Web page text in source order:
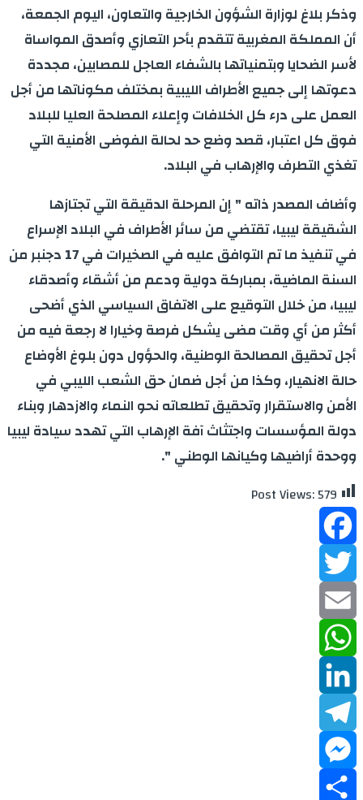
وذكر بلاغ لوزارة الشؤون الخارجية والتعاون، اليوم الجمعة،
أن المملكة المغربية تتقدم بأحر التعازي وأصدق المواساة
لأسر الضحايا وبتمنياتها بالشفاء العاجل للمصابين، مجددة
دعوتها إلى جميع الأطراف الليبية بمختلف مكوناتها من أجل
العمل على درء كل الخلافات وإعلاء المصلحة العليا للبلاد
فوق كل اعتبار، قصد وضع حد لحالة الفوضى الأمنية التي
تغذي التطرف والإرهاب في البلاد.
وأضاف المصدر ذاته " إن المرحلة الدقيقة التي تجتازها
الشقيقة ليبيا، تقتضي من سائر الأطراف في البلاد الإسراع
في تنفيذ ما تم التوافق عليه في الصخيرات في 17 دجنبر من
السنة الماضية، بمباركة دولية ودعم من أشقاء وأصدقاء
ليبيا، من خلال التوقيع على الاتفاق السياسي الذي أضحى
أكثر من أي وقت مضى يشكل فرصة وخيارا لا رجعة فيه من
أجل تحقيق المصالحة الوطنية، والحؤول دون بلوغ الأوضاع
حالة الانهيار، وكذا من أجل ضمان حق الشعب الليبي في
الأمن والاستقرار وتحقيق تطلعاته نحو النماء والازدهار وبناء
دولة المؤسسات واجتثاث آفة الإرهاب التي تهدد سيادة ليبيا
ووحدة أراضيها وكيانها الوطني ".
Post Views:579
Facebook
Twitter
Email
WhatsApp
LinkedIn
Telegram
Messenger